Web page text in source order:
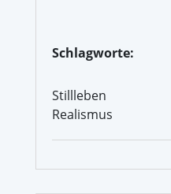
Schlagworte:
Stillleben
Realismus